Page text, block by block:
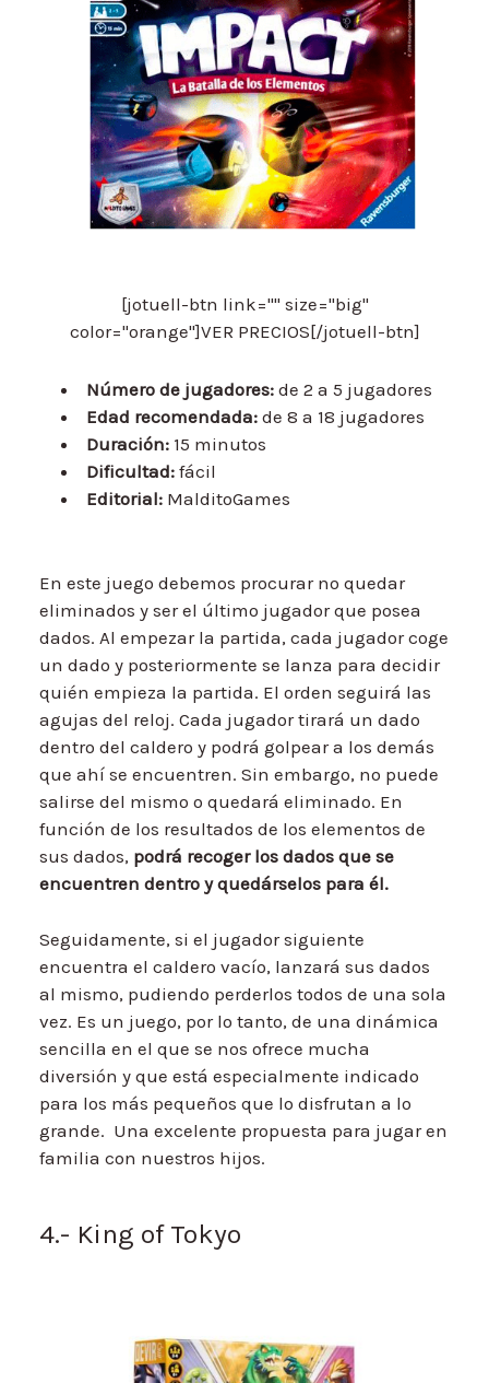
[jotuell-btn link="" size="big"
color="orange"]VER PRECIOS[/jotuell-btn]
Número de jugadores: de 2 a 5 jugadores
Edad recomendada: de 8 a 18 jugadores
Duración: 15 minutos
Dificultad: fácil
Editorial: MalditoGames
En este juego debemos procurar no quedar
eliminados y ser el último jugador que posea
dados. Al empezar la partida, cada jugador coge
un dado y posteriormente se lanza para decidir
quién empieza la partida. El orden seguirá las
agujas del reloj. Cada jugador tirará un dado
dentro del caldero y podrá golpear a los demás
que ahí se encuentren. Sin embargo, no puede
salirse del mismo o quedará eliminado. En
función de los resultados de los elementos de
sus dados, podrá recoger los dados que se
encuentren dentro y quedárselos para él.
Seguidamente, si el jugador siguiente
encuentra el caldero vacío, lanzará sus dados
al mismo, pudiendo perderlos todos de una sola
vez. Es un juego, por lo tanto, de una dinámica
sencilla en el que se nos ofrece mucha
diversión y que está especialmente indicado
para los más pequeños que lo disfrutan a lo
grande. Una excelente propuesta para jugar en
familia con nuestros hijos.
4.- King of Tokyo